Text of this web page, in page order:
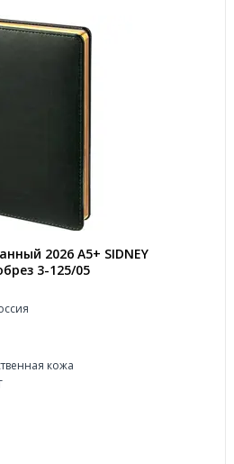
2026 А5+ SIDNEY
3-125/05
кожа